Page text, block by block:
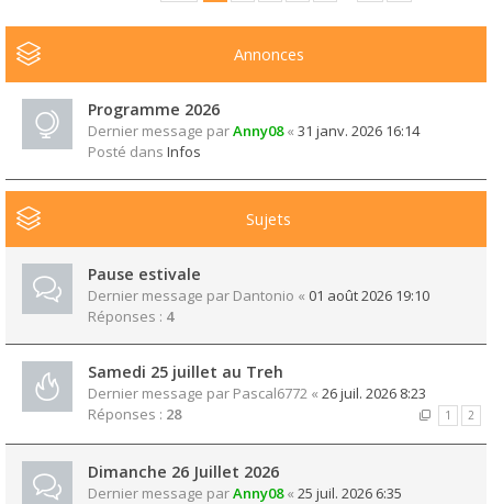
Annonces
Programme 2026
Dernier message parAnny08« 31 janv. 2026 16:14
Posté dans Infos
Sujets
Pause estivale
Dernier message par Dantonio « 01 août 2026 19:10
Réponses : 4
Samedi 25 juillet au Treh
Dernier message par Pascal6772 « 26 juil. 2026 8:23
Réponses : 28 1 2
Dimanche 26 Juillet 2026
Dernier message parAnny08« 25 juil. 2026 6:35